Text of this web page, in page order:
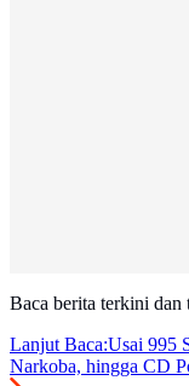
Baca berita terkini dan
Lanjut Baca:Usai 995
Narkoba, hingga CD